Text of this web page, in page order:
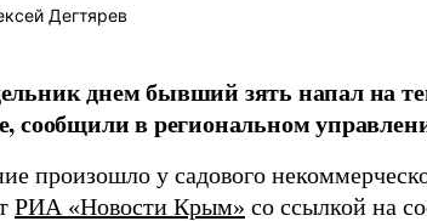
Дегтярев
днем бывший зять напал на
сообщили в региональном
произошло у садового
РИА «Новости Крым» со ссылкой на